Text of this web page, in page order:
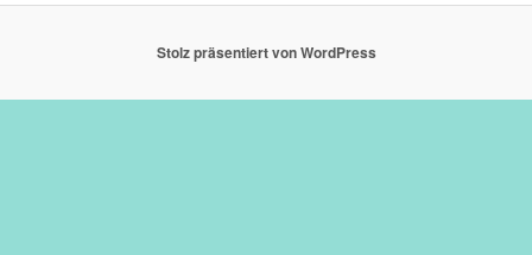
Stolz präsentiert von WordPress